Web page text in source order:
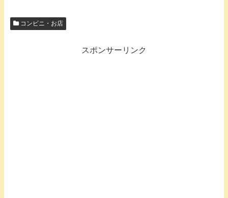
コンビニ・お店
スポンサーリンク